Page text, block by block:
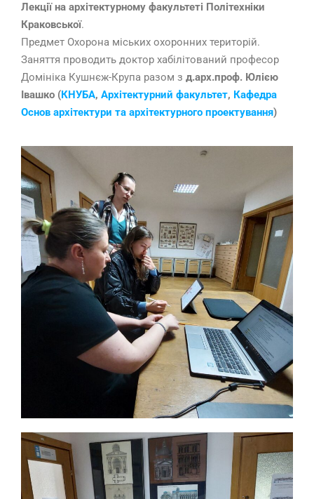
Лекції на архітектурному факультеті Політехніки
Краковської.
Предмет Охорона міських охоронних територій.
Заняття проводить доктор хабілітований професор
Домініка Кушнєж-Крупа разом з д.арх.проф. Юлією
Івашко (КНУБА, Архітектурний факультет, Кафедра
Основ архітектури та архітектурного проектування)